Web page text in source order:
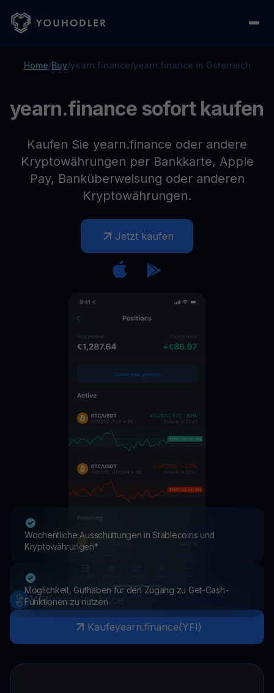
Home/Buy/yearn.finance/yearn.finance in Österreich
yearn.finance sofort kaufen
Kaufen Sie yearn.finance oder andere
Kryptowährungen per Bankkarte, Apple
Pay, Banküberweisung oder anderen
Kryptowährungen.
Jetzt kaufen
Wöchentliche Ausschüttungen in Stablecoins und
Kryptowährungen*
Möglichkeit, Guthaben für den Zugang zu Get-Cash-
Funktionen zu nutzen
YFIyearn.finance
Kaufeyearn.finance(YFI)